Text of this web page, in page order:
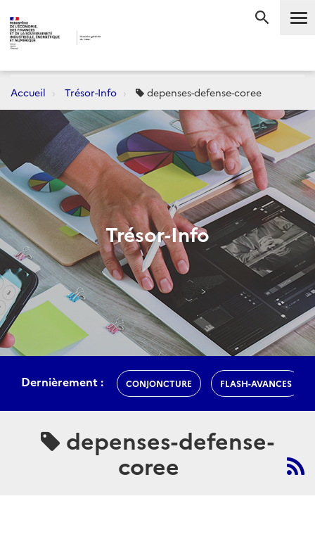
Accueil Trésor-Info depenses-defense-coree
Trésor-Info
Dernièrement : CONJONCTURE FLASH-AVANCES
depenses-defense-
coree